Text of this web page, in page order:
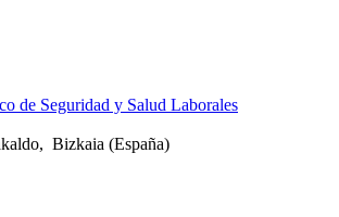
de Seguridad y Salud Laborales
, Bizkaia (España)